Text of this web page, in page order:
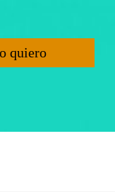
quiero